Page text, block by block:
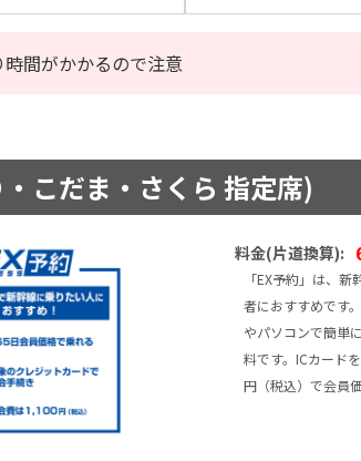
間がかかるので注意
こだま・さくら 指定席)
料金(片道換算):
「EX予約」は、
者におすすめです
やパソコンで簡単
料です。ICカード
円（税込）で会員